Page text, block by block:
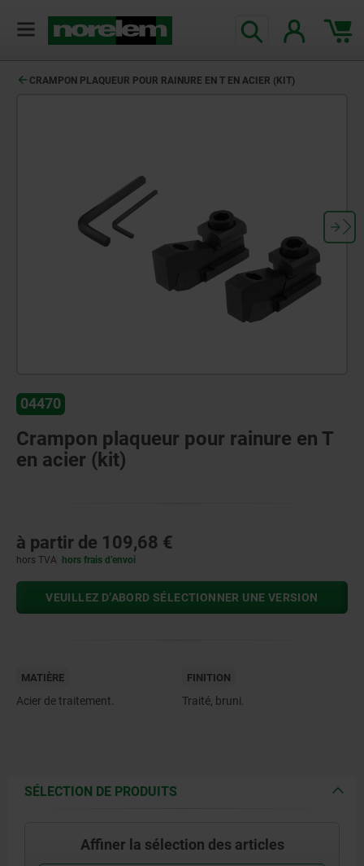
CRAMPON PLAQUEUR POUR RAINURE EN T EN ACIER (KIT)
04470
Crampon plaqueur pour rainure en T
en acier (kit)
à partir de 109,68 €
hors TVA hors frais d’envoi
VEUILLEZ D’ABORD SÉLECTIONNER UNE VERSION
MATIÈRE
Acier de traitement.
FINITION
Traité, bruni.
SÉLECTION DE PRODUITS
Affiner la sélection des articles